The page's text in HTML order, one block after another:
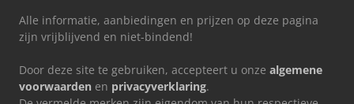
Alle informatie, aanbiedingen en prijzen op deze pagina
zijn vrijblijvend en niet-bindend!
Door deze site te gebruiken, accepteert u onze algemene
voorwaarden en privacyverklaring.